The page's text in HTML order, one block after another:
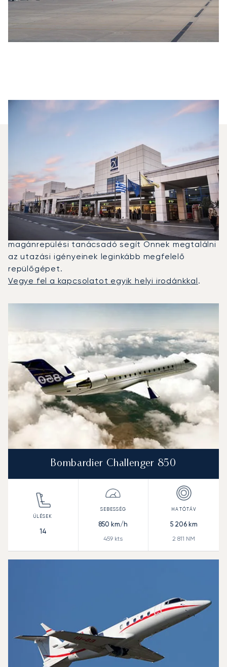
Milyen Típusú Privát Jetet
Charterelhetek A Rijád–Athén
Útvonalon?
2025-ben a Challenger 850, a Learjet 60XR és a
Falcon 2000LX volt a leggyakrabban igénybe vett
magánrepülő Athén és Rijád között. Egy dedikált
magánrepülési tanácsadó segít Önnek megtalálni
az utazási igényeinek leginkább megfelelő
repülőgépet.
Vegye fel a kapcsolatot egyik helyi irodánkkal.
Repülőgép-típus
Ülőhelyek
Hatótávolság (NM)
Bombardier Challenger 850
14
850 km/h
459 kts
5 206km
2 811 NM